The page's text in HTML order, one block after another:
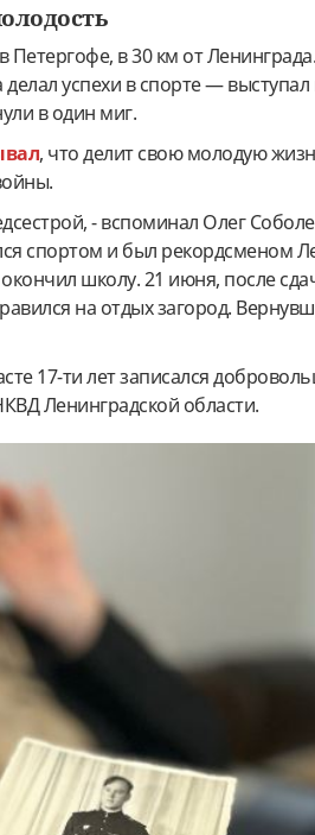
Петергофе, в 30 км от
успехи в спорте —
в один миг.
, что делит свою молодую
- вспоминал Олег
спортом и был рекордсменом
школу. 21 июня, после
на отдых загород.
17-ти лет записался
Ленинградской области.